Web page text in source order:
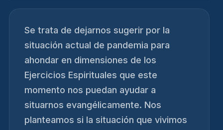
Se trata de dejarnos sugerir por la
situación actual de pandemia para
ahondar en dimensiones de los
Ejercicios Espirituales que este
momento nos puedan ayudar a
situarnos evangélicamente. Nos
planteamos si la situación que vivimos